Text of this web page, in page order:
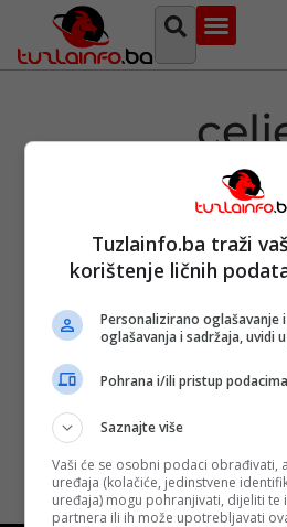
Slovenija:
Muškarac iz
Celju
Objavljeno:08.
09. 2023.
Opširnije
Tuzlainfo.ba traži
korištenje ličnih
Personalizirano oglašavanje
oglašavanja i sadržaja, uvidi
Pohrana i/ili pristup
Saznajte više
Vaši će se osobni podaci obrađivati,
uređaja (kolačiće, jedinstvene
uređaja) mogu pohranjivati, dijeliti te
partnera ili ih može upotrebljavati